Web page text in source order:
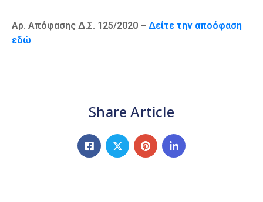
Αρ. Απόφασης Δ.Σ. 125/2020 – Δείτε την αποόφαση
εδώ
Share Article